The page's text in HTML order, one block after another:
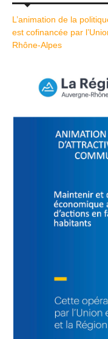
L’animation de la
est cofinancée par
Rhône-Alpes